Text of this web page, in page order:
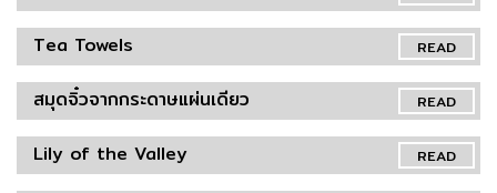
READ
Tea Towels
READ
สมุดจิ๋วจากกระดาษแผ่นเดียว
READ
Lily of the Valley